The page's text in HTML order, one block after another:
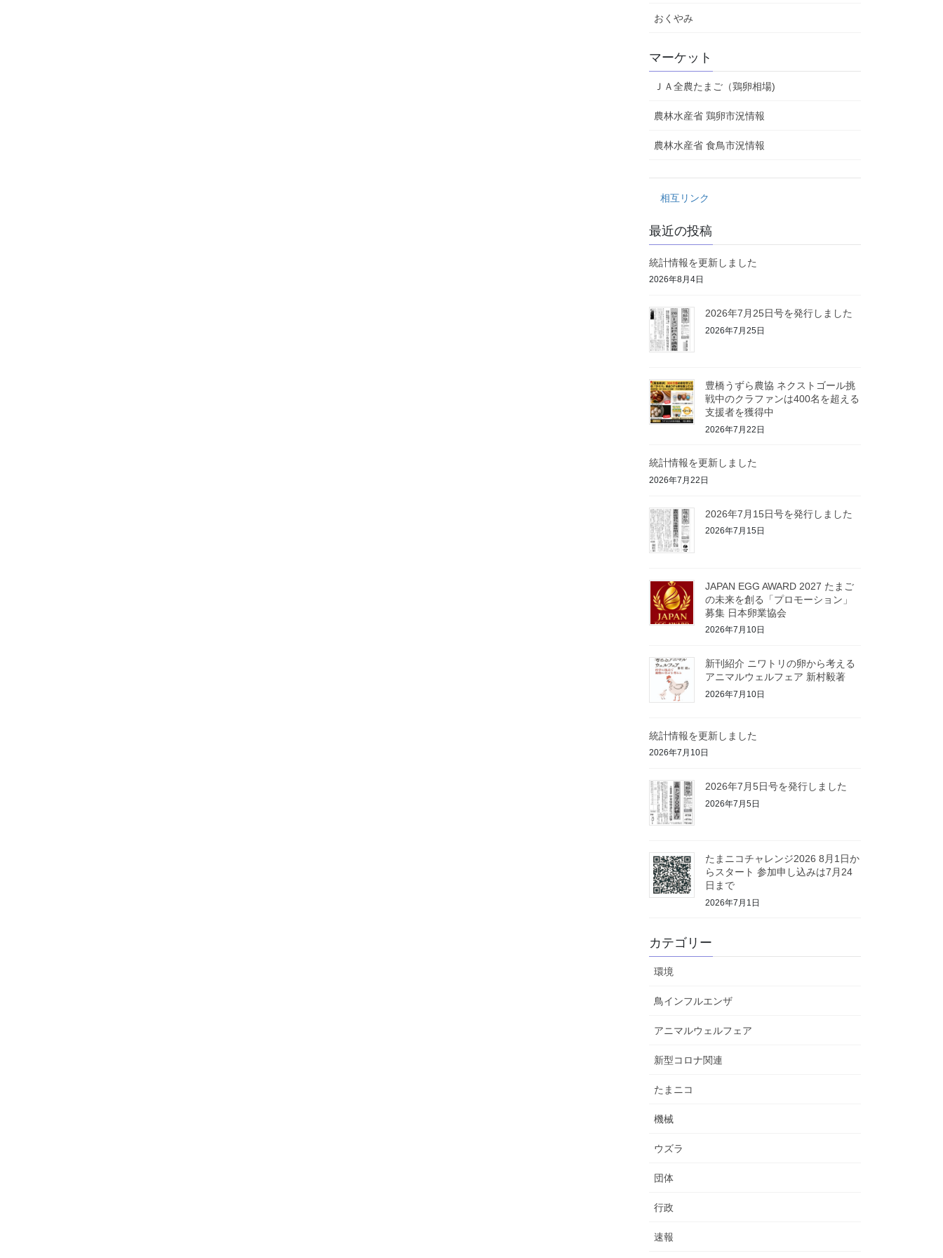
おくやみ
マーケット
ＪＡ全農たまご（鶏卵相場)
農林水産省 鶏卵市況情報
農林水産省 食鳥市況情報
相互リンク
最近の投稿
統計情報を更新しました
2026年8月4日
2026年7月25日号を発行しました
2026年7月25日
豊橋うずら農協 ネクストゴール挑
戦中のクラファンは400名を超える
支援者を獲得中
2026年7月22日
統計情報を更新しました
2026年7月22日
2026年7月15日号を発行しました
2026年7月15日
JAPAN EGG AWARD 2027 たまご
の未来を創る「プロモーション」
募集 日本卵業協会
2026年7月10日
新刊紹介 ニワトリの卵から考える
アニマルウェルフェア 新村毅著
2026年7月10日
統計情報を更新しました
2026年7月10日
2026年7月5日号を発行しました
2026年7月5日
たまニコチャレンジ2026 8月1日か
らスタート 参加申し込みは7月24
日まで
2026年7月1日
カテゴリー
環境
鳥インフルエンザ
アニマルウェルフェア
新型コロナ関連
たまニコ
機械
ウズラ
団体
行政
速報